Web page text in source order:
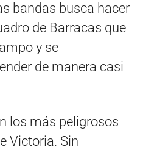
bandas busca hacer
de Barracas que
y se
de manera casi
los más peligrosos
Victoria. Sin